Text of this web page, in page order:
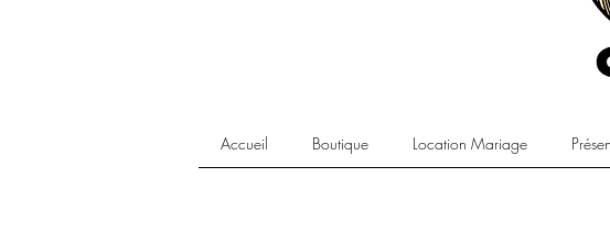
Accueil Boutique Location Mariage